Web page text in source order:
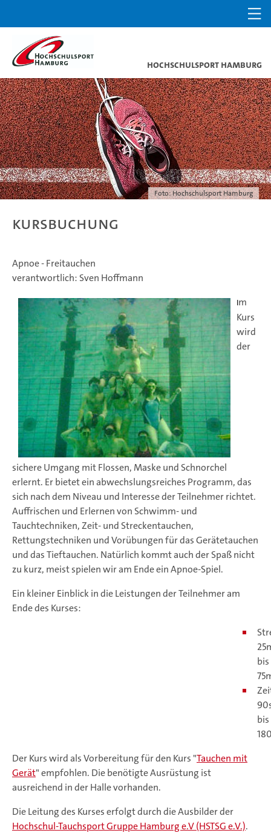
Hochschulsport Hamburg
Foto: Hochschulsport Hamburg
Kursbuchung
Apnoe - Freitauchen
verantwortlich: Sven Hoffmann
Im
Kurs
wird
der
sichere Umgang mit Flossen, Maske und Schnorchel
erlernt. Er bietet ein abwechslungsreiches Programm, das
sich nach dem Niveau und Interesse der Teilnehmer richtet.
Auffrischen und Erlernen von Schwimm- und
Tauchtechniken, Zeit- und Streckentauchen,
Rettungstechniken und Vorübungen für das Gerätetauchen
und das Tieftauchen. Natürlich kommt auch der Spaß nicht
zu kurz, meist spielen wir am Ende ein Apnoe-Spiel.
Ein kleiner Einblick in die Leistungen der Teilnehmer am
Ende des Kurses:
bis
bis
Der Kurs wird als Vorbereitung für den Kurs "Tauchen mit
Gerät" empfohlen. Die benötigte Ausrüstung ist
ausreichend in der Halle vorhanden.
Die Leitung des Kurses erfolgt durch die Ausbilder der
Hochschul-Tauchsport Gruppe Hamburg e.V (HSTSG e.V.).